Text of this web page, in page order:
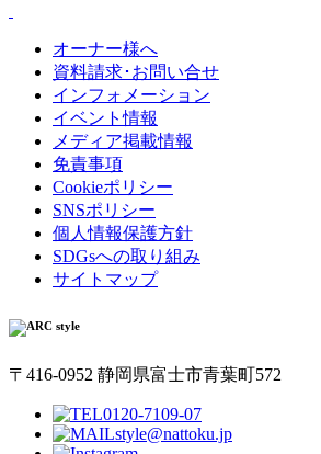
オーナー様へ
資料請求･お問い合せ
インフォメーション
イベント情報
メディア掲載情報
免責事項
Cookieポリシー
SNSポリシー
個人情報保護方針
SDGsへの取り組み
サイトマップ
〒416-0952 静岡県富士市青葉町572
0120-7109-07
style@nattoku.jp